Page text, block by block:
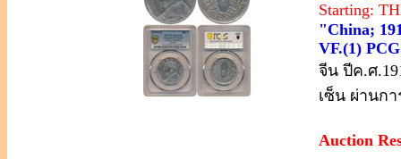
Starting:
"China;
VF.(1)
จีน ปีค.ศ
เซ็น ผ่านกา
Auction